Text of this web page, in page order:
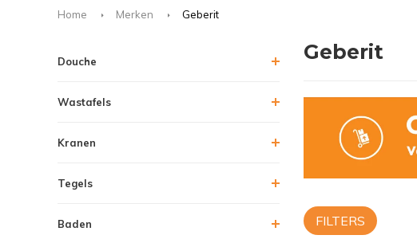
Home Merken Geberit
Douche
Wastafels
Kranen
Tegels
Baden
Geberit
FILTERS